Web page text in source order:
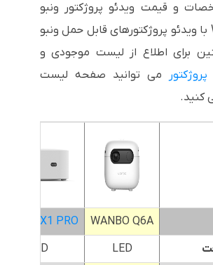
و قیمت ویدئو پروژکتور ونبو
WANBO Q6A با ویدئو پروژکتورهای قابل حمل ونبو
برای اطلاع از لیست موجودی و
می توانید صفحه لیست
کنید.
WANBO Q6A
X1 PRO
LED
LED